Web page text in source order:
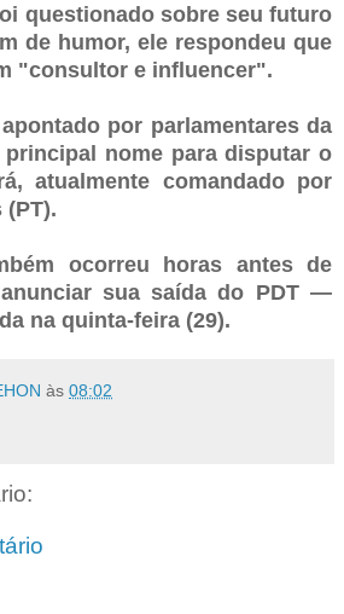
questionado sobre seu futuro
de humor, ele respondeu que
"consultor e influencer".
por parlamentares da
nome para disputar o
atualmente comandado por
(PT).
ocorreu horas antes de
sua saída do PDT —
na quinta-feira (29).
às 08:02